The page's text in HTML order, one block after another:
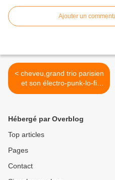
Ajouter un
< cheveu,grand trio parisien
et son électro-punk-lo-fi
symphonique
Hébergé par Overblog
Top articles
Pages
Contact